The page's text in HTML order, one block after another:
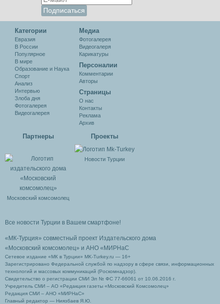
Категории
Евразия
В России
Популярное
В мире
Образование и Наука
Спорт
Анализ
Интервью
Злоба дня
Фотогалерея
Видеогалерея
Медиа
Фотогалерея
Видеогалеря
Карикатуры
Персоналии
Комментарии
Авторы
Cтраницы
О нас
Контакты
Реклама
Архив
Партнеры
Московский комсомолец
Проекты
Новости Турции
Все новости Турции в Вашем смартфоне!
«МК-Турция» совместный проект Издательского дома
«Московский комсомолец» и АНО «МИРНаС
Сетевое издание «МК в Турции» MK-Turkey.ru — 16+
Зарегистрировано Федеральной службой по надзору в сфере связи, информационных
технологий и массовых коммуникаций (Роскомнадзор).
Свидетельство о регистрации СМИ Эл № ФС 77-66061 от 10.06.2016 г.
Учредитель СМИ – АО «Редакция газеты «Московский Комсомолец»
Редакция СМИ – АНО «МИРНаС»
Главный редактор — Ниязбаев Я.Ю.